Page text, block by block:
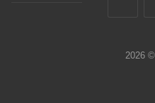
2026